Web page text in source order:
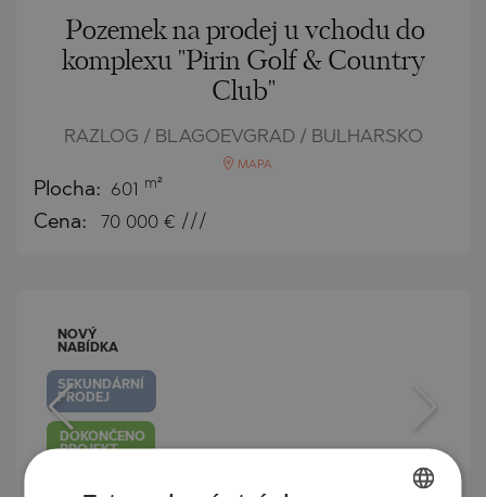
Pozemek na prodej u vchodu do
komplexu "Pirin Golf & Country
Club"
RAZLOG / BLAGOEVGRAD / BULHARSKO
MAPA
Plocha: 601 m²
Cena: 70 000 € ///
NOVÝ
NABÍDKA
SEKUNDÁRNÍ
PRODEJ
DOKONČENO
PROJEKT